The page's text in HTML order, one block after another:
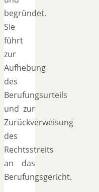
begründet.
Sie
führt
zur
Aufhebung
des
Berufungsurteils
und zur
Zurückverweisung
des
Rechtsstreits
an das
Berufungsgericht.